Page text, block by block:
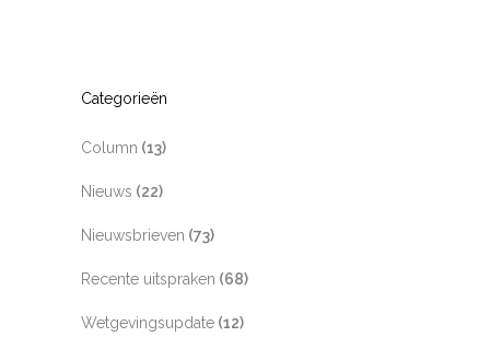
Categorieën
Column (13)
Nieuws (22)
Nieuwsbrieven (73)
Recente uitspraken (68)
Wetgevingsupdate (12)